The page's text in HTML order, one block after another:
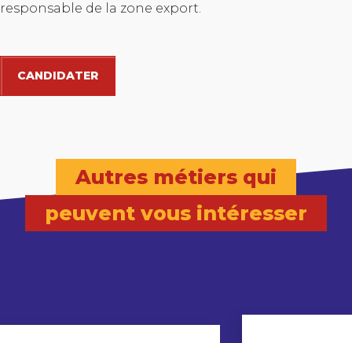
responsable de la zone export.
CANDIDATER
Autres métiers qui
peuvent vous intéresser